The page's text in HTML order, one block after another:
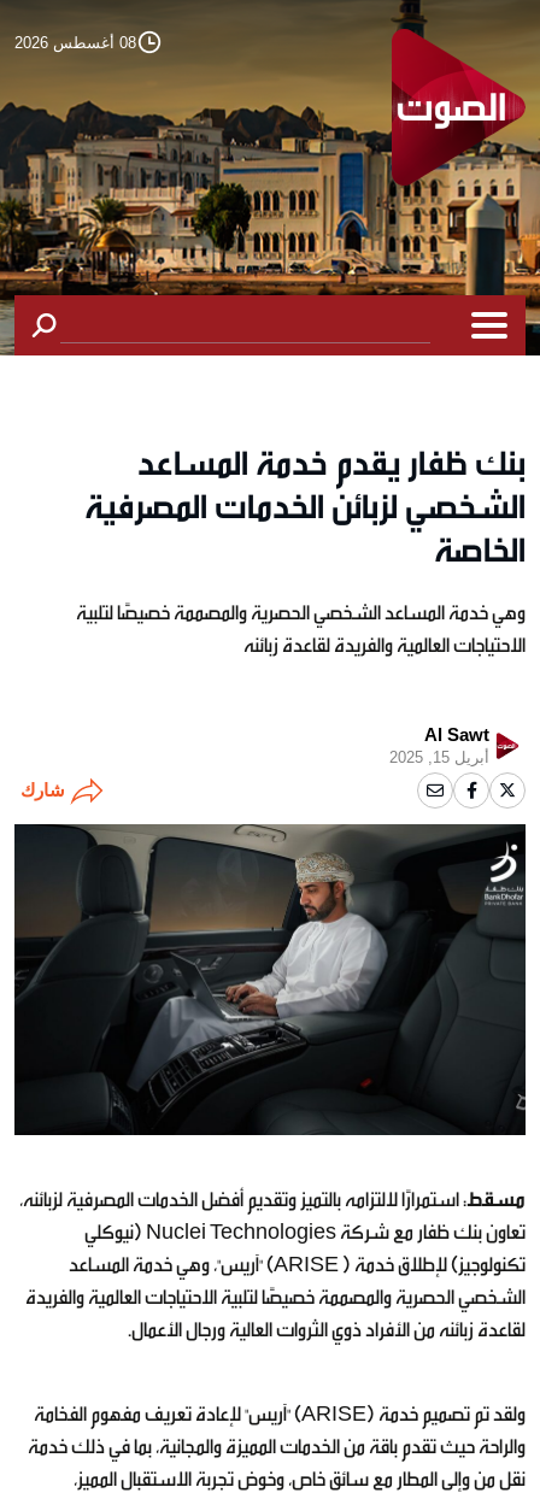
08 أغسطس 2026
بنك ظفار يقدم خدمة المساعد
الشخصي لزبائن الخدمات المصرفية
الخاصة
وهي خدمة المساعد الشخصي الحصرية والمصممة خصيصًا لتلبية
الاحتياجات العالمية والفريدة لقاعدة زبائنه
Al Sawt
أبريل 15, 2025
شارك
مسقط: استمرارًا لالتزامه بالتميز وتقديم أفضل الخدمات المصرفية لزبائنه،
تعاون بنك ظفار مع شركة Nuclei Technologies (نيوكلي
تكنولوجيز) لإطلاق خدمة ( ARISE) "آريس"، وهي خدمة المساعد
الشخصي الحصرية والمصممة خصيصًا لتلبية الاحتياجات العالمية والفريدة
لقاعدة زبائنه من الأفراد ذوي الثروات العالية ورجال الأعمال.
ولقد تم تصميم خدمة (ARISE) "آريس" لإعادة تعريف مفهوم الفخامة
والراحة حيث تقدم باقة من الخدمات المميزة والمجانية، بما في ذلك خدمة
نقل من وإلى المطار مع سائق خاص، وخوض تجربة الاستقبال المميز،